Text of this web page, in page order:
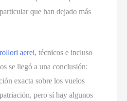
que han dejado más
aerei,técnicos e incluso
se llegó a una conclusión:
exacta sobre los vuelos
,pero sí hay algunos